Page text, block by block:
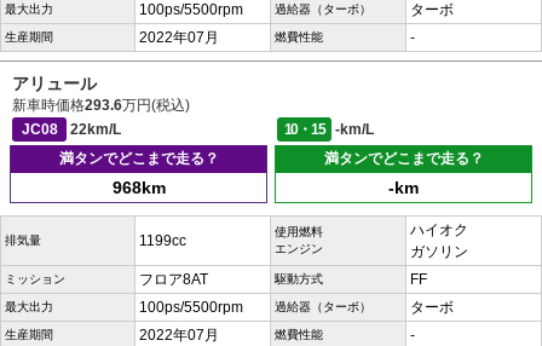
最大出力 100ps/5500rpm 過給器（ターボ） ターボ
生産期間 2022年07月 燃費性能 -
アリュール
新車時価格293.6万円(税込)
JC08
22km/L 10・15
-km/L
満タンでどこまで走る？
968km
満タンでどこまで走る？
-km
排気量 1199cc
使用燃料
エンジン
ハイオク
ガソリン
ミッション フロア8AT 駆動方式 FF
最大出力 100ps/5500rpm 過給器（ターボ） ターボ
生産期間 2022年07月 燃費性能 -